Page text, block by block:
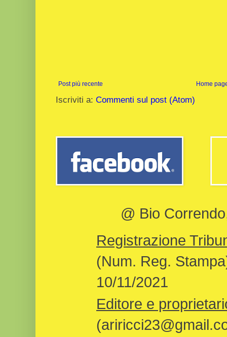
Post più recente Home
Iscriviti a: Commenti sul post (Atom)
@ Bio
Registrazione
(Num. Reg.
10/11/2021
Editore e